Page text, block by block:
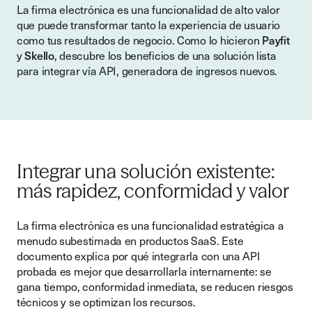
La firma electrónica es una funcionalidad de alto valor
que puede transformar tanto la experiencia de usuario
como tus resultados de negocio. Como lo hicieron Payfit
ySkello, descubre los beneficios de una solución lista
para integrar vía API, generadora de ingresos nuevos.
Integrar una solución existente:
más rapidez, conformidad y valor
La firma electrónica es una funcionalidad estratégica a
menudo subestimada en productos SaaS. Este
documento explica por qué integrarla con una API
probada es mejor que desarrollarla internamente: se
gana tiempo, conformidad inmediata, se reducen riesgos
técnicos y se optimizan los recursos.